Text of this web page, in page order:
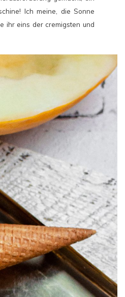
Ich meine, die Sonne
ihr eins der cremigsten und